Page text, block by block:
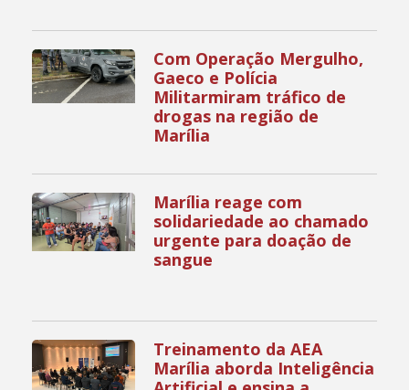
Com Operação Mergulho,
Gaeco e Polícia
Militarmiram tráfico de
drogas na região de
Marília
Marília reage com
solidariedade ao chamado
urgente para doação de
sangue
Treinamento da AEA
Marília aborda Inteligência